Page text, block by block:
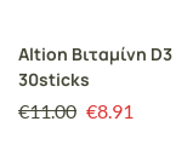
Altion Βιταμίνη
30sticks
€11.00 €8.91